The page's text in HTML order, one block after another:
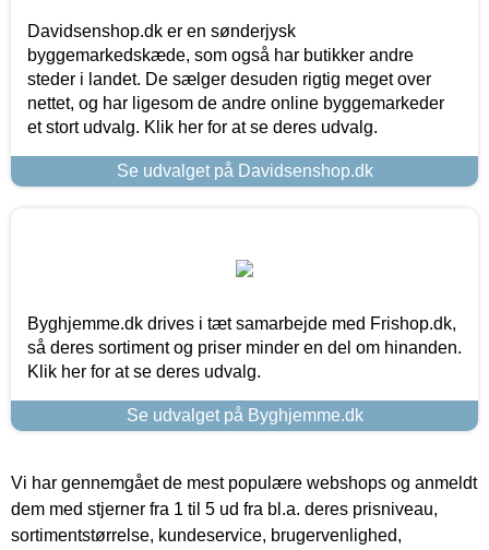
Davidsenshop.dk er en sønderjysk
byggemarkedskæde, som også har butikker andre
steder i landet. De sælger desuden rigtig meget over
nettet, og har ligesom de andre online byggemarkeder
et stort udvalg. Klik her for at se deres udvalg.
Se udvalget på Davidsenshop.dk
Byghjemme.dk drives i tæt samarbejde med Frishop.dk,
så deres sortiment og priser minder en del om hinanden.
Klik her for at se deres udvalg.
Se udvalget på Byghjemme.dk
Vi har gennemgået de mest populære webshops og anmeldt
dem med stjerner fra 1 til 5 ud fra bl.a. deres prisniveau,
sortimentstørrelse, kundeservice, brugervenlighed,